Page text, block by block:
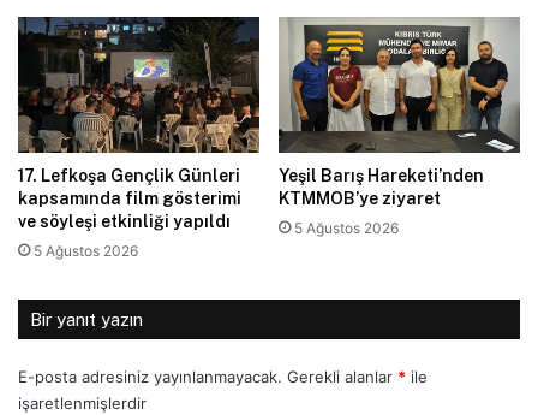
17. Lefkoşa Gençlik Günleri
kapsamında film gösterimi
ve söyleşi etkinliği yapıldı
5 Ağustos 2026
Yeşil Barış Hareketi’nden
KTMMOB’ye ziyaret
5 Ağustos 2026
Bir yanıt yazın
E-posta adresiniz yayınlanmayacak. Gerekli alanlar * ile
işaretlenmişlerdir